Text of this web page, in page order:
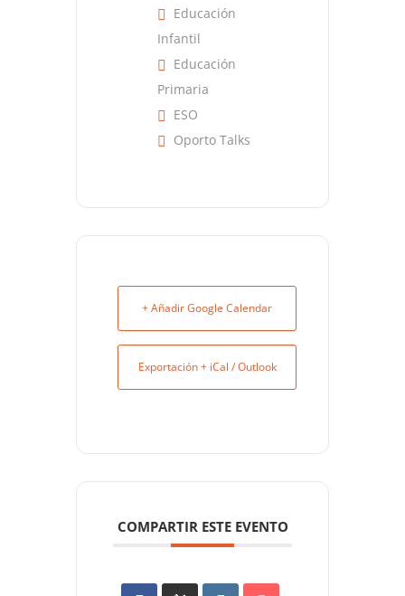
Educación
Infantil
Educación
Primaria
ESO
Oporto Talks
+ Añadir Google Calendar
Exportación + iCal / Outlook
COMPARTIR ESTE EVENTO